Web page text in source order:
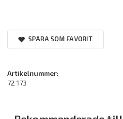
SPARA SOM FAVORIT
Artikelnummer:
72 173